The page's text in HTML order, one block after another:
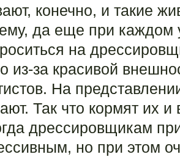
конечно, и такие
да еще при каждом
на
из-за красивой
На
Так что кормят их и
дрессировщикам
но при этом